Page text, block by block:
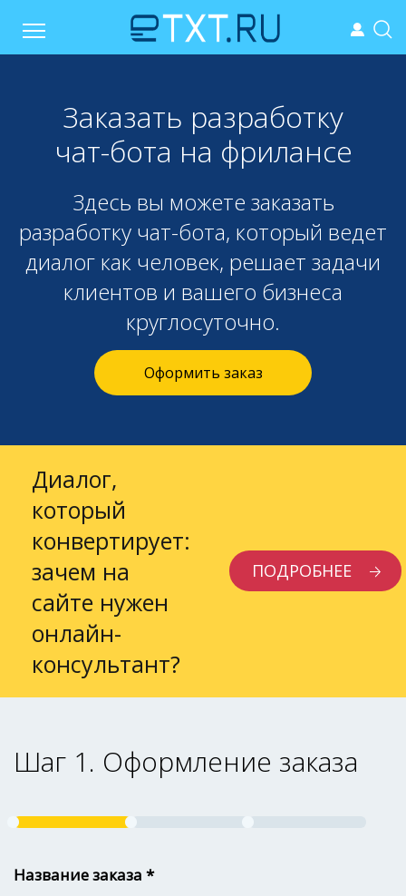
Заказать разработку
чат-бота на фрилансе
Здесь вы можете заказать
разработку чат-бота, который ведет
диалог как человек, решает задачи
клиентов и вашего бизнеса
круглосуточно.
Оформить заказ
Диалог,
который
конвертирует:
зачем на
сайте нужен
онлайн-
консультант?
ПОДРОБНЕЕ
Шаг 1. Оформление заказа
Название заказа *